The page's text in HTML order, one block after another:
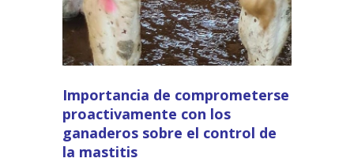
Importancia de comprometerse
proactivamente con los
ganaderos sobre el control de
la mastitis